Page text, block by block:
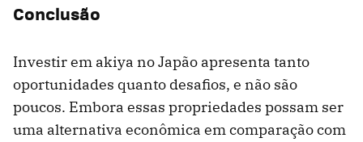
Conclusão
Investir em akiya no Japão apresenta tanto
oportunidades quanto desafios, e não são
poucos. Embora essas propriedades possam ser
uma alternativa econômica em comparação com